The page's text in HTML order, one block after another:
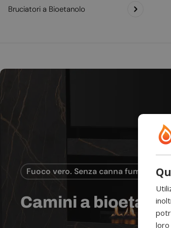
Bruciatori a Bioetanolo
Fuoco vero. Senza canna fumaria.
Camini a
loro